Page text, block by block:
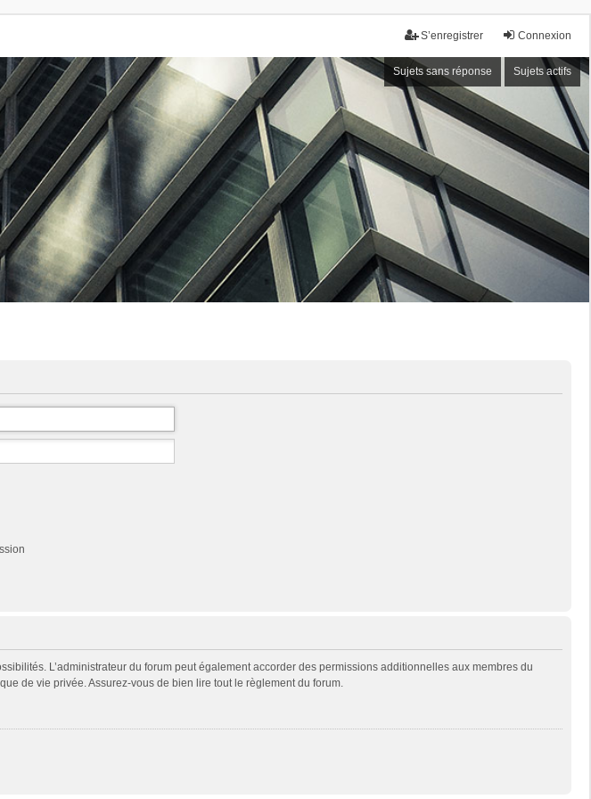
Connexion
S’enregistrer
Sujets sans réponse Sujets actifs
L’administrateur du forum peut également accorder des permissions additionnelles aux membres du
de vie privée. Assurez-vous de bien lire tout le règlement du forum.